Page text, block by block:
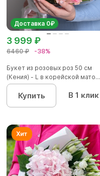
Доставка 0₽
6460 ₽ -38%
3 999 ₽
Букет из розовых роз 50 см
(Кения) - L в корейской мато...
Купить В 1 клик